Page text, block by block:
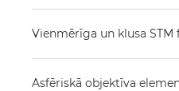
Vienmērīga un klusa STM
Asfēriskā objektīva